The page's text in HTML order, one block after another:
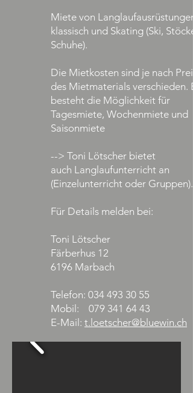
Miete von Langlaufausrüstungen
klassisch und Skating (Ski, Stöcke,
Schuhe).
Die Mietkosten sind je nach
des Mietmaterials verschieden.
besteht die Möglichkeit für
Tagesmiete, Wochenmiete und
Saisonmiete
--> Toni Lötscher bietet
auch Langlaufunterricht an
(Einzelunterricht oder Gruppen).
Für Details melden bei:
Toni Lötscher
Färberhus 12
6196 Marbach
Telefon: 034 493 30 55
Mobil: 079 341 64 43
E-Mail: t.loetscher@bluewin.ch